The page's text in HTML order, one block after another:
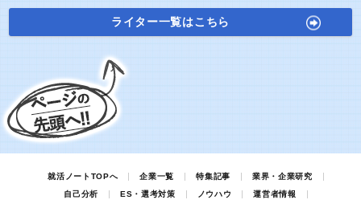
ライター一覧はこちら
就活ノートTOPへ 企業一覧 特集記事
業界・企業研究
自己分析
ES・選考対策 ノウハウ
運営者情報